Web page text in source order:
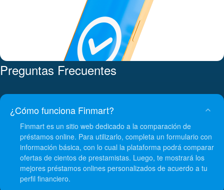
Preguntas Frecuentes
¿Cómo funciona Finmart?
Finmart es un sitio web dedicado a la comparación de
préstamos online. Para utilizarlo, completa un formulario con
información básica, con lo cual la plataforma podrá comparar
ofertas de cientos de prestamistas. Luego, te mostrará los
mejores préstamos onlines personalizados de acuerdo a tu
perfil financiero.